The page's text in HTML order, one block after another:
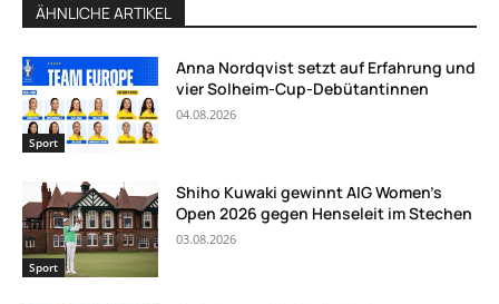
ÄHNLICHE ARTIKEL
Sport
Anna Nordqvist setzt auf Erfahrung und
vier Solheim-Cup-Debütantinnen
04.08.2026
Sport
Shiho Kuwaki gewinnt AIG Women’s
Open 2026 gegen Henseleit im Stechen
03.08.2026